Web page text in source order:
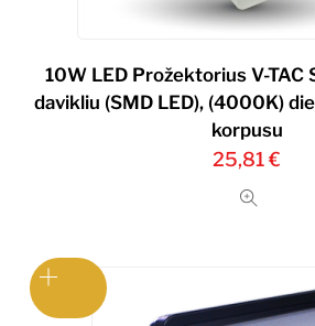
10W LED Prožektorius V-TAC
davikliu (SMD LED), (4000K)
korpusu
25,81€